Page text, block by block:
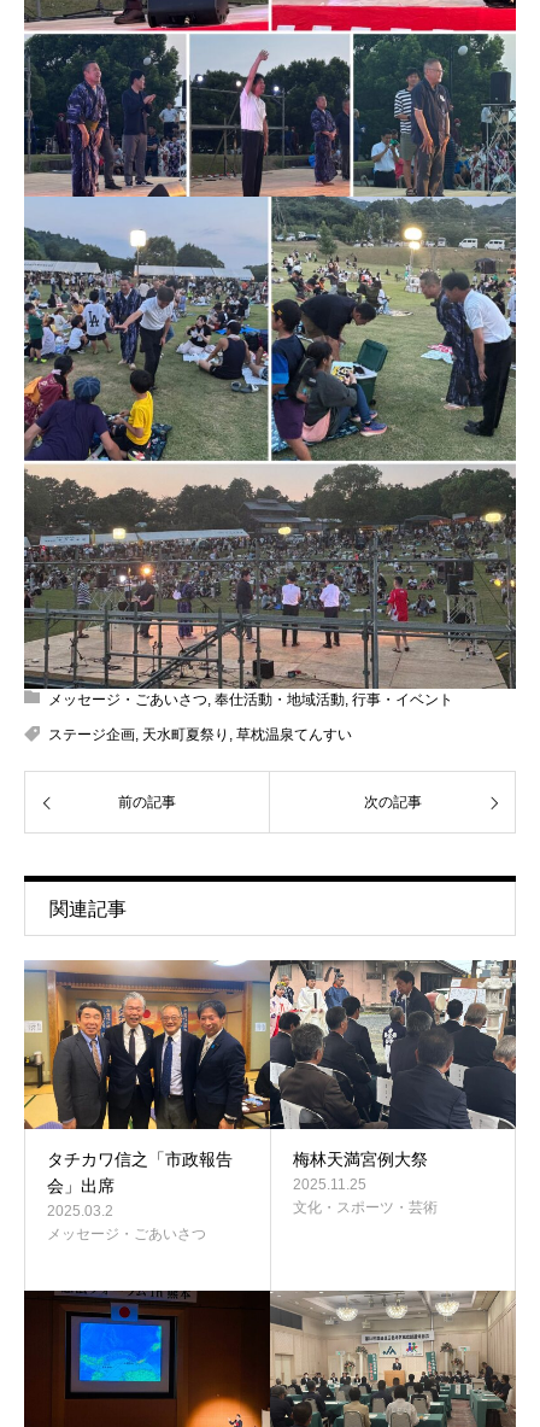
メッセージ・ごあいさつ 奉仕活動・地域活動 行事・イベント
ステージ企画 天水町夏祭り 草枕温泉てんすい
前の記事 次の記事
関連記事
タチカワ信之「市政報告
会」出席
2025.03.2
メッセージ・ごあいさつ
梅林天満宮例大祭
2025.11.25
文化・スポーツ・芸術